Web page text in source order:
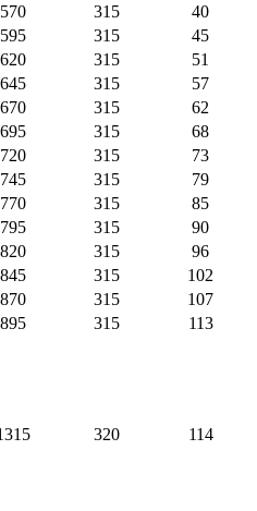
570 315
40
595 315
45
620 315
51
645 315
57
670 315
62
695 315
68
720 315
73
745 315
79
770 315
85
795 315
90
820 315
96
845 315
102
870 315
107
895 315
113
320 114